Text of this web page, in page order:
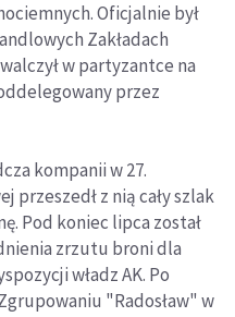
Oficjalnie był
Zakładach
w partyzantce na
przez
kompanii w 27.
przeszedł z nią cały szlak
Pod koniec lipca został
zrzutu broni dla
władz AK. Po
"Radosław" w